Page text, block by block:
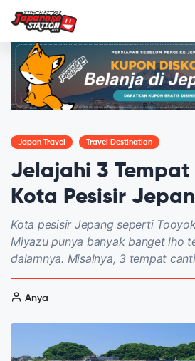
Japan Travel Travel Destination
Jelajahi 3
Kota Pesisir
Kota pesisir Jepang seperti
Miyazu punya banyak banget lho
dalamnya. Misalnya, 3 tempat
Anya